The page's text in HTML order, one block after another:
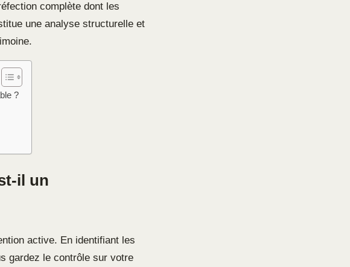
complète dont les
une analyse structurelle et
?
il un
active. En identifiant les
gardez le contrôle sur votre